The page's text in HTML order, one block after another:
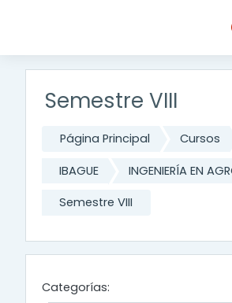
Semestre VIII
Página Principal Cursos
IBAGUE INGENIERÍA EN
Semestre VIII
Categorías: